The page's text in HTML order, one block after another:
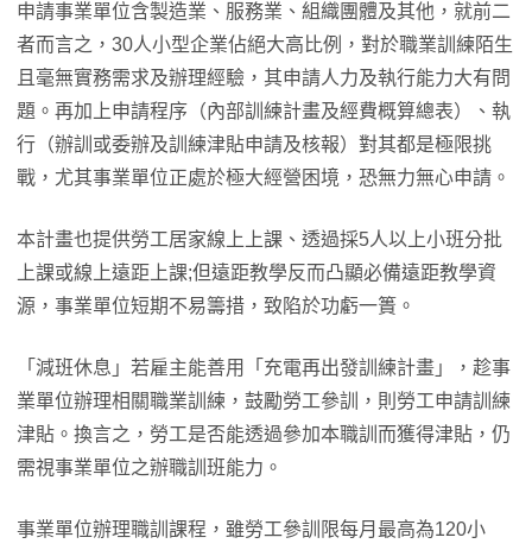
申請事業單位含製造業、服務業、組織團體及其他，就前二
者而言之，30人小型企業佔絕大高比例，對於職業訓練陌生
且毫無實務需求及辦理經驗，其申請人力及執行能力大有問
題。再加上申請程序（內部訓練計畫及經費概算總表）、執
行（辦訓或委辦及訓練津貼申請及核報）對其都是極限挑
戰，尤其事業單位正處於極大經營困境，恐無力無心申請。
本計畫也提供勞工居家線上上課、透過採5人以上小班分批
上課或線上遠距上課;但遠距教學反而凸顯必備遠距教學資
源，事業單位短期不易籌措，致陷於功虧一簣。
「減班休息」若雇主能善用「充電再出發訓練計畫」，趁事
業單位辦理相關職業訓練，鼓勵勞工參訓，則勞工申請訓練
津貼。換言之，勞工是否能透過參加本職訓而獲得津貼，仍
需視事業單位之辦職訓班能力。
事業單位辦理職訓課程，雖勞工參訓限每月最高為120小